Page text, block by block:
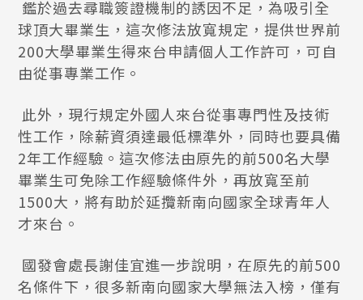
鑑於過去尋職簽證機制的誘因不足，為吸引全
球頂大畢業生，這次修法放寬規定，提供世界前
200大學畢業生得來台申請個人工作許可，可自
由從事專業工作。
此外，現行規定外國人來台從事專門性及技術
性工作，除薪資須達最低標準外，同時也要具備
2年工作經驗。這次修法由原先的前500名大學
畢業生可免除工作經驗條件外，再放寬至前
1500大，將有助於延攬新南向國家全球青年人
才來台。
國發會處長謝佳宜進一步說明，在原先的前500
名條件下，很多新南向國家大學無法入榜，僅有